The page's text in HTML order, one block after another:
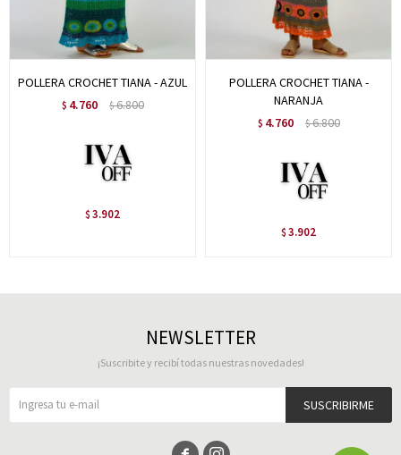
POLLERA CROCHET TIANA - AZUL
$ 4.760 $6.800
$ 3.902
POLLERA CROCHET TIANA -
NARANJA
$ 4.760 $6.800
$ 3.902
NEWSLETTER
¡Suscribite y recibí todas nuestras novedades!
SUSCRIBIRME